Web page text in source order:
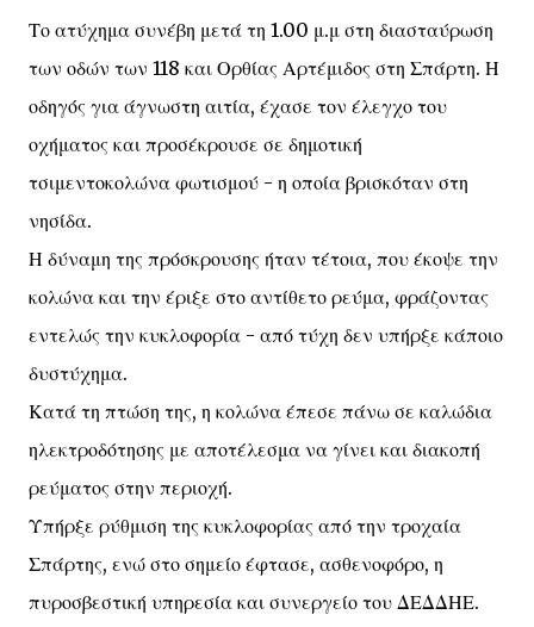
Το ατύχημα συνέβη μετά τη 1.00 μ.μ στη διασταύρωση
των οδών των 118 και Ορθίας Αρτέμιδος στη Σπάρτη. Η
οδηγός για άγνωστη αιτία, έχασε τον έλεγχο του
οχήματος και προσέκρουσε σε δημοτική
τσιμεντοκολώνα φωτισμού - η οποία βρισκόταν στη
νησίδα.
Η δύναμη της πρόσκρουσης ήταν τέτοια, που έκοψε την
κολώνα και την έριξε στο αντίθετο ρεύμα, φράζοντας
εντελώς την κυκλοφορία - από τύχη δεν υπήρξε κάποιο
δυστύχημα.
Κατά τη πτώση της, η κολώνα έπεσε πάνω σε καλώδια
ηλεκτροδότησης με αποτέλεσμα να γίνει και διακοπή
ρεύματος στην περιοχή.
Υπήρξε ρύθμιση της κυκλοφορίας από την τροχαία
Σπάρτης, ενώ στο σημείο έφτασε, ασθενοφόρο, η
πυροσβεστική υπηρεσία και συνεργείο του ΔΕΔΔΗΕ.